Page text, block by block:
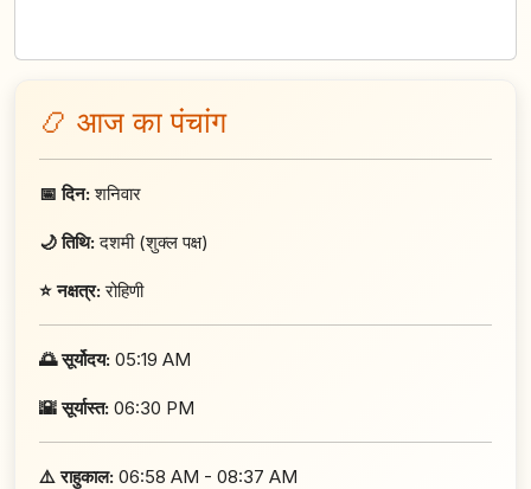
📿 आज का पंचांग
📅 दिन:शनिवार
🌙 तिथि:दशमी (शुक्ल पक्ष)
⭐ नक्षत्र:रोहिणी
🌅 सूर्योदय: 05:19 AM
🌇 सूर्यास्त: 06:30 PM
⚠️ राहुकाल: 06:58 AM - 08:37 AM